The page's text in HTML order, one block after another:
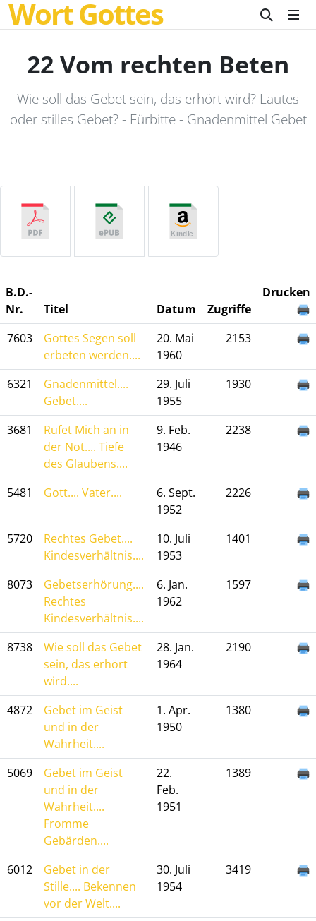
Wort Gottes
22 Vom rechten Beten
Wie soll das Gebet sein, das erhört wird? Lautes
oder stilles Gebet? - Fürbitte - Gnadenmittel Gebet
B.D.-
Nr.
Titel Datum Zugriffe
Drucken
7603
Gottes Segen soll
erbeten werden....
20. Mai
1960
2153
6321
Gnadenmittel....
Gebet....
29. Juli
1955
1930
3681
Rufet Mich an in
der Not.... Tiefe
des Glaubens....
9. Feb.
1946
2238
5481 Gott.... Vater....
6. Sept.
1952
2226
5720
Rechtes Gebet....
Kindesverhältnis....
10. Juli
1953
1401
8073
Gebetserhörung....
Rechtes
Kindesverhältnis....
6. Jan.
1962
1597
8738
Wie soll das Gebet
sein, das erhört
wird....
28. Jan.
1964
2190
4872
Gebet im Geist
und in der
Wahrheit....
1. Apr.
1950
1380
5069
Gebet im Geist
und in der
Wahrheit....
Fromme
Gebärden....
22.
Feb.
1951
1389
6012
Gebet in der
Stille.... Bekennen
vor der Welt....
30. Juli
1954
3419